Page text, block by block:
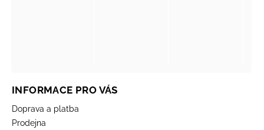
INFORMACE PRO VÁS
Doprava a platba
Prodejna